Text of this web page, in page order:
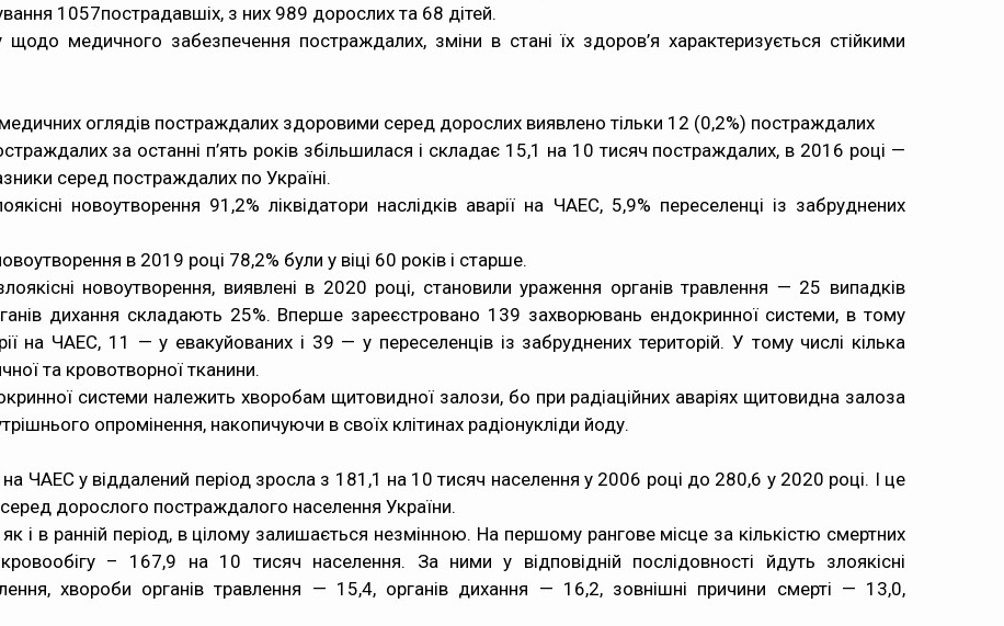
1057пострадавшіх, з них 989 дорослих та 68 дітей.
медичного забезпечення постраждалих, зміни в стані їх здоров’я характеризується стійкими
оглядів постраждалих здоровими серед дорослих виявлено тільки 12 (0,2%) постраждалих
за останні п’ять років збільшилася і складає 15,1 на 10 тисяч постраждалих, в 2016 році —
серед постраждалих по Україні.
новоутворення 91,2% ліквідатори наслідків аварії на ЧАЕС, 5,9% переселенці із забруднених
в 2019 році 78,2% були у віці 60 років і старше.
новоутворення, виявлені в 2020 році, становили ураження органів травлення — 25 випадків
дихання складають 25%. Вперше зареєстровано 139 захворювань ендокринної системи, в тому
на ЧАЕС, 11 — у евакуйованих і 39 — у переселенців із забруднених територій. У тому числі кілька
та кровотворної тканини.
системи належить хворобам щитовидної залози, бо при радіаційних аваріях щитовидна залоза
опромінення, накопичуючи в своїх клітинах радіонукліди йоду.
на ЧАЕС у віддалений період зросла з 181,1 на 10 тисяч населення у 2006 році до 280,6 у 2020 році. І це
дорослого постраждалого населення України.
і в ранній період, в цілому залишається незмінною. На першому рангове місце за кількістю смертних
– 167,9 на 10 тисяч населення. За ними у відповідній послідовності йдуть злоякісні
хвороби органів травлення — 15,4, органів дихання — 16,2, зовнішні причини смерті — 13,0,